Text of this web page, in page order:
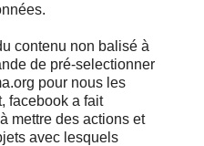
contenu non balisé à
de pré-selectionner
pour nous les
facebook a fait
mettre des actions et
avec lesquels